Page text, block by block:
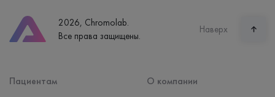
Часы работы
пн-вс: 7:30-15:00
2026, Chromolab.
Все права защищены.
Наверх
Пациентам
О компании